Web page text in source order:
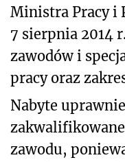
Ministra Pracy i
7 sierpnia 2014
zawodów i
pracy oraz
Nabyte
zawodu,